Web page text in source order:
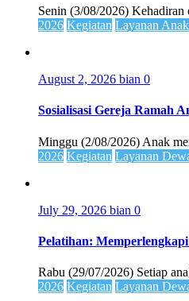
Senin (3/08/2026) Kehadiran
2026 Kegiatan Layanan
August 2, 2026 bian 0
Sosialisasi Gereja Ramah
Minggu (2/08/2026) Anak
2026 Kegiatan Layanan
July 29, 2026 bian 0
Pelatihan:
Rabu (29/07/2026) Setiap
2026 Kegiatan Layanan